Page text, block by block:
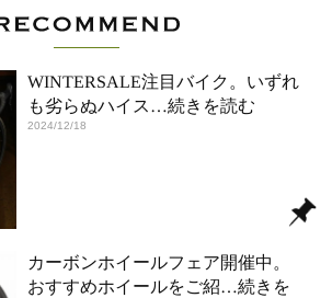
WINTERSALE注目バイク。いずれ
も劣らぬハイス …続きを読む
2024/12/18
カーボンホイールフェア開催中。
おすすめホイールをご紹…続きを